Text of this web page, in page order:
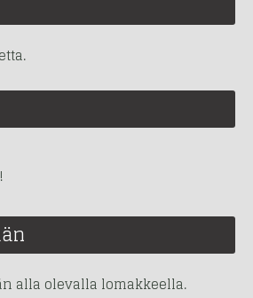
alla olevalla lomakkeella.